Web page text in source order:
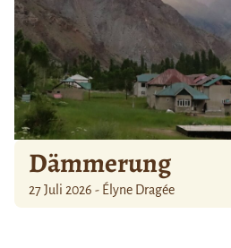
Dämmerung
27 Juli 2026 - Élyne Dragée